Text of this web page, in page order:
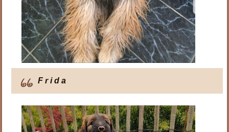
F r i d a